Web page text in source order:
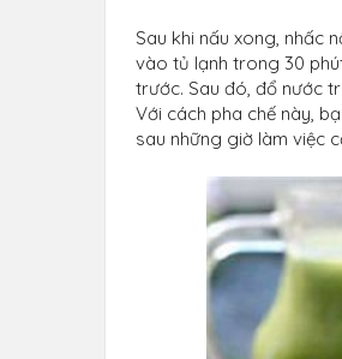
Sau khi nấu xong, nhấc
vào tủ lạnh trong 30
trước. Sau đó, đổ nước
Với cách pha chế này,
sau những giờ làm việc